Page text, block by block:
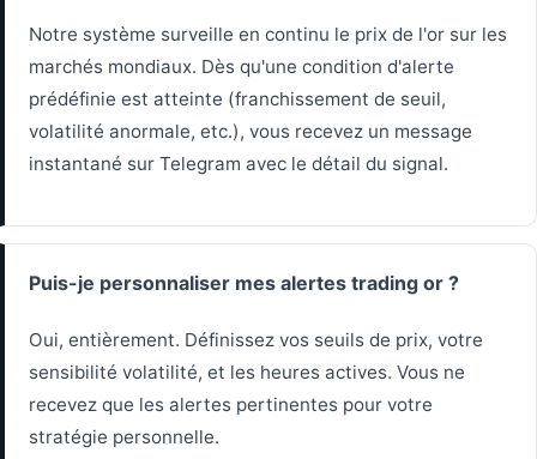
Notre système surveille en continu le prix de l'or sur les
marchés mondiaux. Dès qu'une condition d'alerte
prédéfinie est atteinte (franchissement de seuil,
volatilité anormale, etc.), vous recevez un message
instantané sur Telegram avec le détail du signal.
Puis-je personnaliser mes alertes trading or ?
Oui, entièrement. Définissez vos seuils de prix, votre
sensibilité volatilité, et les heures actives. Vous ne
recevez que les alertes pertinentes pour votre
stratégie personnelle.